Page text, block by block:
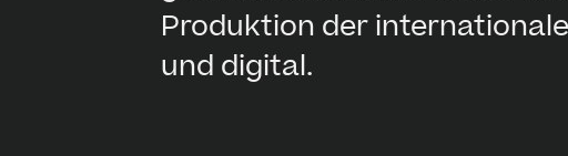
Produktion der
und digital.